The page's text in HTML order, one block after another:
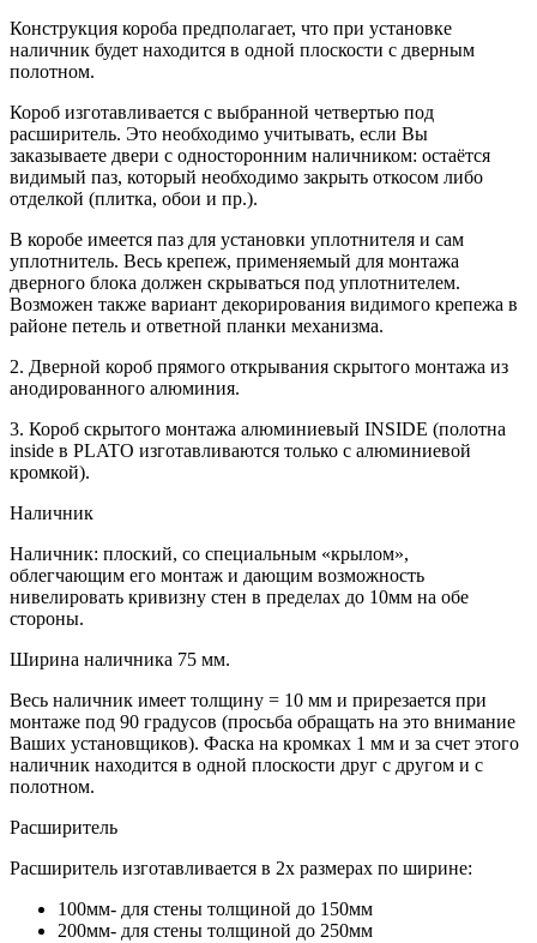
Конструкция короба предполагает, что при установке
наличник будет находится в одной плоскости с дверным
полотном.
Короб изготавливается с выбранной четвертью под
расширитель. Это необходимо учитывать, если Вы
заказываете двери с односторонним наличником: остаётся
видимый паз, который необходимо закрыть откосом либо
отделкой (плитка, обои и пр.).
В коробе имеется паз для установки уплотнителя и сам
уплотнитель. Весь крепеж, применяемый для монтажа
дверного блока должен скрываться под уплотнителем.
Возможен также вариант декорирования видимого крепежа в
районе петель и ответной планки механизма.
2. Дверной короб прямого открывания скрытого монтажа из
анодированного алюминия.
3. Короб скрытого монтажа алюминиевый INSIDE (полотна
inside в PLATO изготавливаются только с алюминиевой
кромкой).
Наличник
Наличник: плоский, со специальным «крылом»,
облегчающим его монтаж и дающим возможность
нивелировать кривизну стен в пределах до 10мм на обе
стороны.
Ширина наличника 75 мм.
Весь наличник имеет толщину = 10 мм и прирезается при
монтаже под 90 градусов (просьба обращать на это внимание
Ваших установщиков). Фаска на кромках 1 мм и за счет этого
наличник находится в одной плоскости друг с другом и с
полотном.
Расширитель
Расширитель изготавливается в 2х размерах по ширине:
100мм- для стены толщиной до 150мм
200мм- для стены толщиной до 250мм